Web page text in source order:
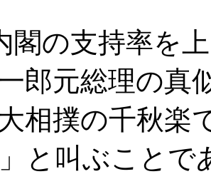
閣の支持率を
郎元総理の真
相撲の千秋楽
と叫ぶことで